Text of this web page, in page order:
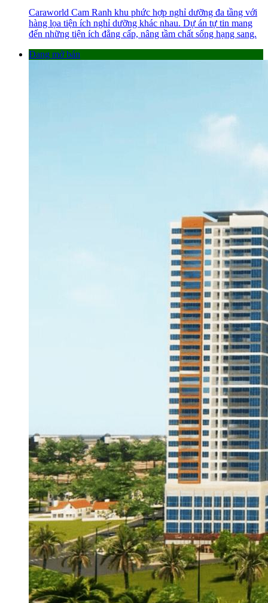
Caraworld Cam Ranh khu phức hợp nghỉ dưỡng đa tầng với
hàng lọa tiện ích nghỉ dưỡng khác nhau. Dự án tự tin mang
đến những tiện ích đẳng cấp, nâng tầm chất sống hạng sang.
Đang mở bán